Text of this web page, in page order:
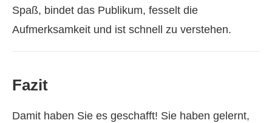
Spaß, bindet das Publikum, fesselt die
Aufmerksamkeit und ist schnell zu verstehen.
Fazit
Damit haben Sie es geschafft! Sie haben gelernt,